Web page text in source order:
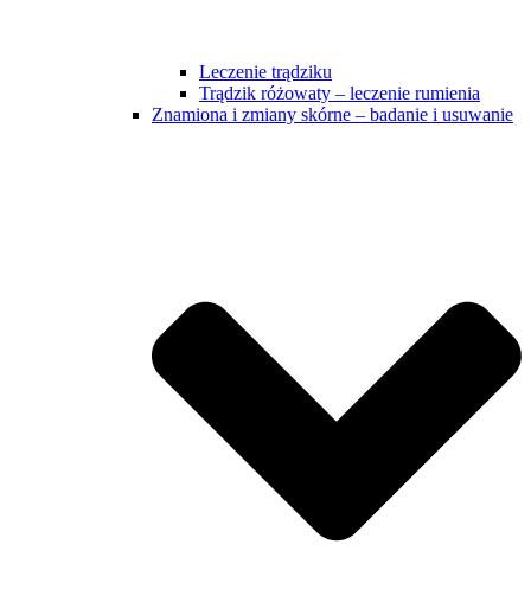
Leczenie trądziku
Trądzik różowaty – leczenie rumienia
Znamiona i zmiany skórne – badanie i usuwanie